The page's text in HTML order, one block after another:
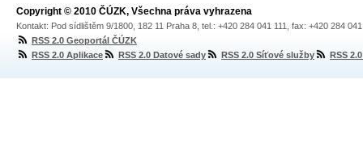
Copyright © 2010 ČÚZK, Všechna práva vyhrazena
Kontakt: Pod sídlištěm 9/1800, 182 11 Praha 8, tel.: +420 284 041 111, fax: +420 284
RSS 2.0 Geoportál ČÚZK
RSS 2.0 Aplikace
RSS 2.0 Datové sady RSS 2.0 Síťové služby RSS